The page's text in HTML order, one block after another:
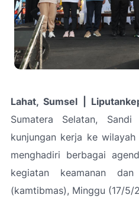
Lahat, Sumsel |
Sumatera Selatan, Sandi
kunjungan kerja ke
menghadiri berbagai
kegiatan keamanan
(kamtibmas), Minggu (17/5/